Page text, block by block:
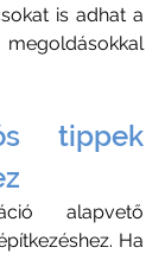
is adhat a
tippek
alapvető
Ha